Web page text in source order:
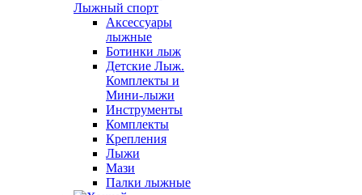
Лыжный спорт
Аксессуары
лыжные
Ботинки лыж
Детские Лыж.
Комплекты и
Мини-лыжи
Инструменты
Комплекты
Крепления
Лыжи
Мази
Палки лыжные